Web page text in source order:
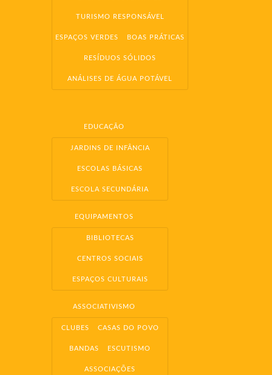
TURISMO RESPONSÁVEL
ESPAÇOS VERDES BOAS PRÁTICAS
RESÍDUOS SÓLIDOS
ANÁLISES DE ÁGUA POTÁVEL
EDUCAÇÃO
JARDINS DE INFÂNCIA
ESCOLAS BÁSICAS
ESCOLA SECUNDÁRIA
EQUIPAMENTOS
BIBLIOTECAS
CENTROS SOCIAIS
ESPAÇOS CULTURAIS
ASSOCIATIVISMO
CLUBES CASAS DO POVO
BANDAS ESCUTISMO
ASSOCIAÇÕES